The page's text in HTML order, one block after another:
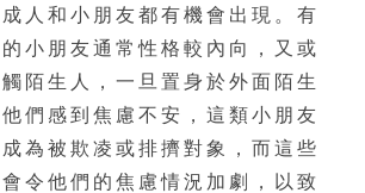
人和小朋友都有機會出現。有
小朋友通常性格較內向，又或
陌生人，一旦置身於外面陌生
們感到焦慮不安，這類小朋友
為被欺凌或排擠對象，而這些
令他們的焦慮情況加劇，以致